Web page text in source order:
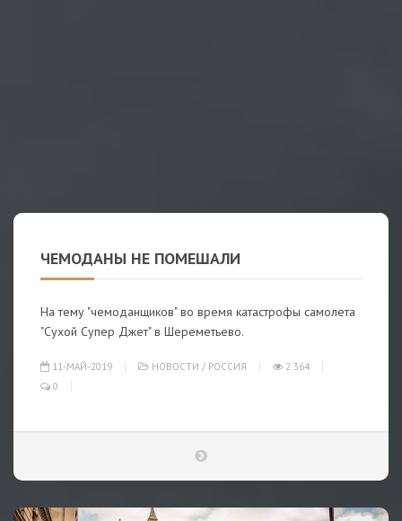
ЧЕМОДАНЫ НЕ ПОМЕШАЛИ
На тему "чемоданщиков" во время катастрофы самолета
"Сухой Супер Джет" в Шереметьево.
11-МАЙ-2019 НОВОСТИ / РОССИЯ
2 364
0